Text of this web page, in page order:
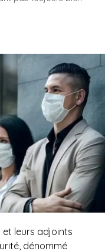
et leurs adjoints
dénommé